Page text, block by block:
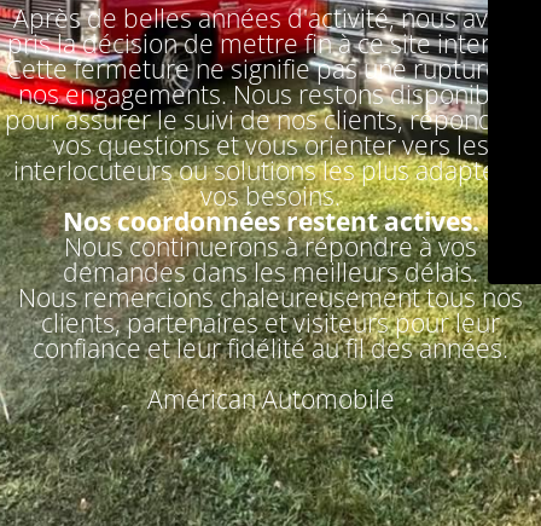
Après de belles années d'activité, nous avons
pris la décision de mettre fin à ce site internet.
Cette fermeture ne signifie pas une rupture de
nos engagements. Nous restons disponibles
pour assurer le suivi de nos clients, répondre à
vos questions et vous orienter vers les
interlocuteurs ou solutions les plus adaptés à
vos besoins.
Nos coordonnées restent actives.
Nous continuerons à répondre à vos
demandes dans les meilleurs délais.
Nous remercions chaleureusement tous nos
clients, partenaires et visiteurs pour leur
confiance et leur fidélité au fil des années.
Américan Automobile